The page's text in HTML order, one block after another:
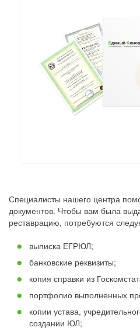
Специалисты нашего центра
документов. Чтобы вам была
реставрацию, потребуются
выписка ЕГРЮЛ;
банковские реквизиты;
копия справки из
портфолио выполненных
копии устава,
создании ЮЛ;